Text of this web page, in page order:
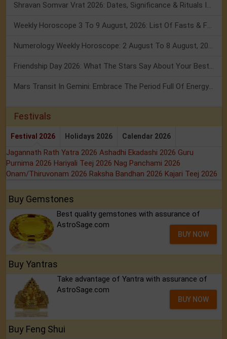
Shravan Somvar Vrat 2026: Dates, Significance & Rituals In August
Weekly Horoscope 3 To 9 August, 2026: List Of Fasts & Festivals
Numerology Weekly Horoscope: 2 August To 8 August, 2026
Friendship Day 2026: What The Stars Say About Your Best Friend!
Mars Transit In Gemini: Embrace The Period Full Of Energy & Intelligence
Festivals
Festival 2026 Holidays 2026 Calendar 2026
Jagannath Rath Yatra 2026 Ashadhi Ekadashi 2026 Guru
Purnima 2026 Hariyali Teej 2026 Nag Panchami 2026
Onam/Thiruvonam 2026 Raksha Bandhan 2026 Kajari Teej 2026
Buy Gemstones
Best quality gemstones with assurance of
AstroSage.com
BUY NOW
Buy Yantras
Take advantage of Yantra with assurance of
AstroSage.com
BUY NOW
Buy Feng Shui